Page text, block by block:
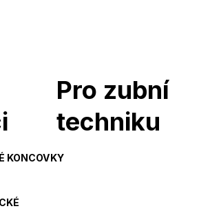
Pro zubní
techniku
KONCOVKY